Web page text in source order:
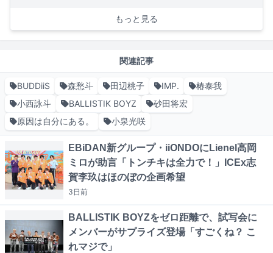
もっと見る
関連記事
BUDDiiS 森愁斗 田辺桃子 IMP.
椿泰我
小西詠斗
BALLISTIK BOYZ
砂田将宏
原因は自分にある。
小泉光咲
EBiDAN新グループ・iiONDOにLienel高岡
ミロが助言「トンチキは全力で！」ICEx志
賀李玖はほのぼの企画希望
3日前
BALLISTIK BOYZをゼロ距離で、試写会に
メンバーがサプライズ登場「すごくね？ こ
れマジで」